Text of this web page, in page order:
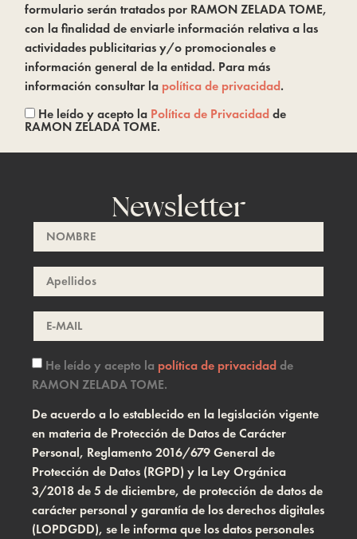
formulario serán tratados por RAMON ZELADA TOME,
con la finalidad de enviarle información relativa a las
actividades publicitarias y/o promocionales e
información general de la entidad. Para más
información consultar la política de privacidad.
He leído y acepto la Política de Privacidadde
RAMON ZELADA TOME.
Newsletter
He leído y acepto la política de privacidadde
RAMON ZELADA TOME.
De acuerdo a lo establecido en la legislación vigente
en materia de Protección de Datos de Carácter
Personal, Reglamento 2016/679 General de
Protección de Datos (RGPD) y la Ley Orgánica
3/2018 de 5 de diciembre, de protección de datos de
carácter personal y garantía de los derechos digitales
(LOPDGDD), se le informa que los datos personales